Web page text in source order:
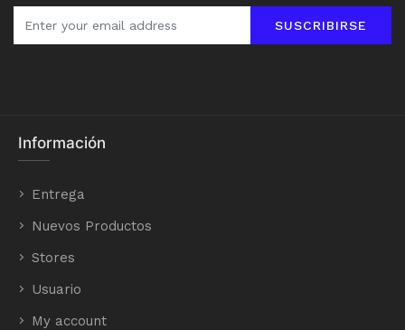
SUSCRIBIRSE
Información
Entrega
Nuevos Productos
Stores
Usuario
My account